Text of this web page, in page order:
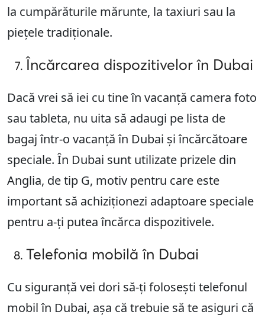
la cumpărăturile mărunte, la taxiuri sau la
piețele tradiționale.
Încărcarea dispozitivelor în Dubai
Dacă vrei să iei cu tine în vacanță camera foto
sau tableta, nu uita să adaugi pe lista de
bagaj într-o vacanță în Dubai și încărcătoare
speciale. În Dubai sunt utilizate prizele din
Anglia, de tip G, motiv pentru care este
important să achiziționezi adaptoare speciale
pentru a-ți putea încărca dispozitivele.
Telefonia mobilă în Dubai
Cu siguranță vei dori să-ți folosești telefonul
mobil în Dubai, așa că trebuie să te asiguri că